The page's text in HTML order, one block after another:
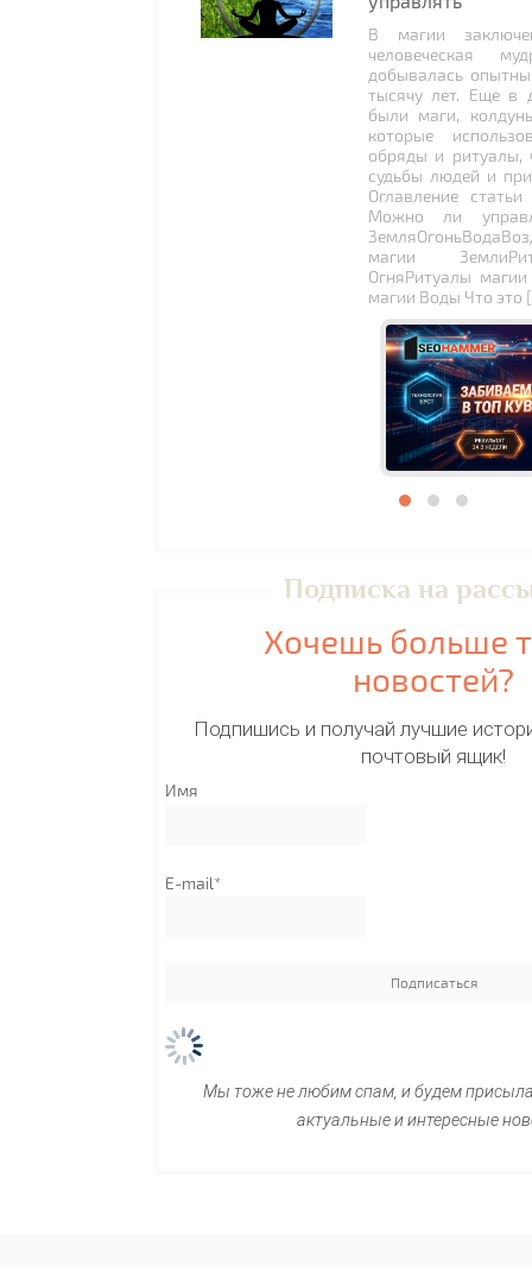
В магии
человеческая
добывалась
тысячу лет. Еще в
были маги,
которые
обряды и ритуалы,
судьбы людей и
Оглавление
Можно ли
магии
ОгняРитуалы
магии Воды Что это
Подписка на
Хочешь больше
новостей?
Подпишись и получай лучшие
почтовый ящик!
Имя
E-mail*
Мы тоже не любим спам, и будем
актуальные и интересные